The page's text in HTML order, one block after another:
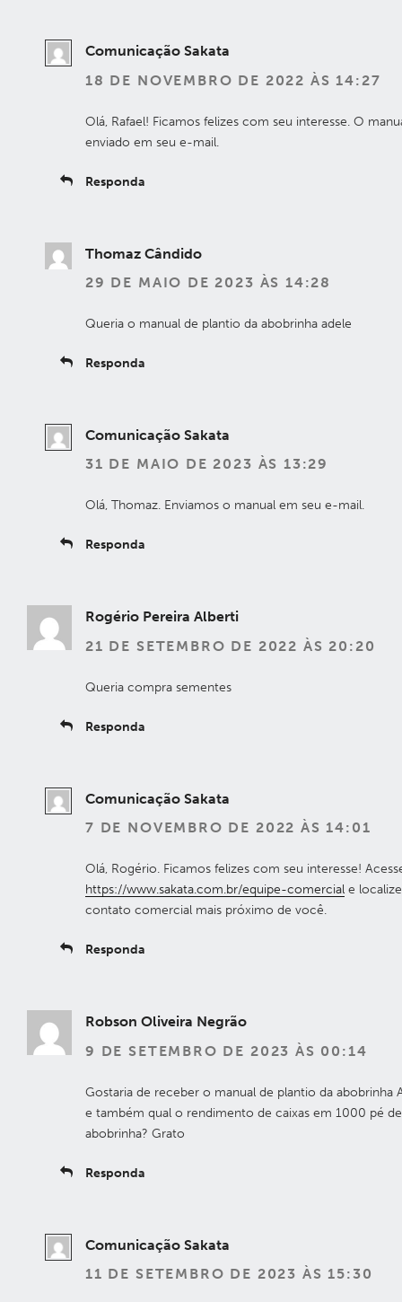
Comunicação Sakata
18 DE NOVEMBRO DE 2022 ÀS 14:27
Olá, Rafael! Ficamos felizes com seu interesse. O
enviado em seu e-mail.
Responda
Thomaz Cândido
29 DE MAIO DE 2023 ÀS 14:28
Queria o manual de plantio da abobrinha adele
Responda
Comunicação Sakata
31 DE MAIO DE 2023 ÀS 13:29
Olá, Thomaz. Enviamos o manual em seu e-mail.
Responda
Rogério Pereira Alberti
21 DE SETEMBRO DE 2022 ÀS 20:20
Queria compra sementes
Responda
Comunicação Sakata
7 DE NOVEMBRO DE 2022 ÀS 14:01
Olá, Rogério. Ficamos felizes com seu interesse!
https://www.sakata.com.br/equipe-comercial e
contato comercial mais próximo de você.
Responda
Robson Oliveira Negrão
9 DE SETEMBRO DE 2023 ÀS 00:14
Gostaria de receber o manual de plantio da abobrinha
e também qual o rendimento de caixas em 1000 pé de
abobrinha? Grato
Responda
Comunicação Sakata
11 DE SETEMBRO DE 2023 ÀS 15:30